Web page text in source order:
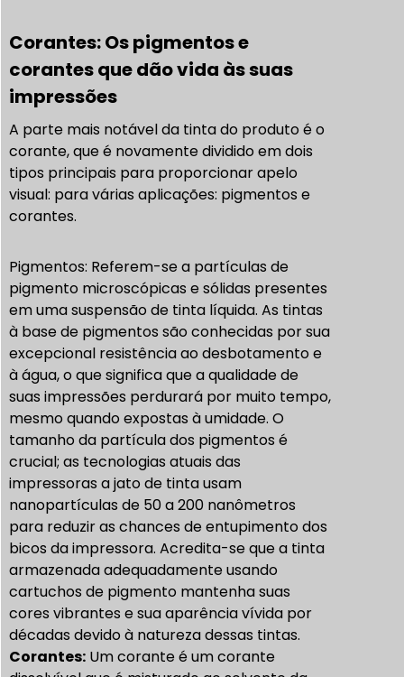
Corantes: Os pigmentos e
corantes que dão vida às suas
impressões
A parte mais notável da tinta do produto é o
corante, que é novamente dividido em dois
tipos principais para proporcionar apelo
visual: para várias aplicações: pigmentos e
corantes.
Pigmentos: Referem-se a partículas de
pigmento microscópicas e sólidas presentes
em uma suspensão de tinta líquida. As tintas
à base de pigmentos são conhecidas por sua
excepcional resistência ao desbotamento e
à água, o que significa que a qualidade de
suas impressões perdurará por muito tempo,
mesmo quando expostas à umidade. O
tamanho da partícula dos pigmentos é
crucial; as tecnologias atuais das
impressoras a jato de tinta usam
nanopartículas de 50 a 200 nanômetros
para reduzir as chances de entupimento dos
bicos da impressora. Acredita-se que a tinta
armazenada adequadamente usando
cartuchos de pigmento mantenha suas
cores vibrantes e sua aparência vívida por
décadas devido à natureza dessas tintas.
Corantes: Um corante é um corante